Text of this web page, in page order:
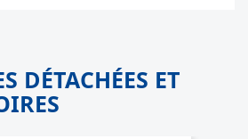
DÉTACHÉES ET